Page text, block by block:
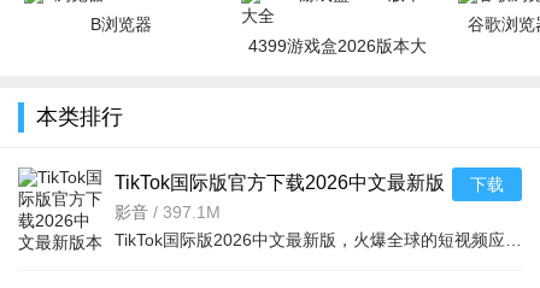
B浏览器
4399游戏盒2026版本大
谷歌浏览
本类排行
TikTok国际版官方下载2026中文最新版
本v45.2.3最新官方安卓版
影音 / 397.1M
下载